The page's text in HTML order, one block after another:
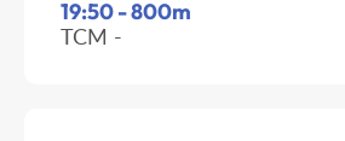
19:50 - 800m
TCM -